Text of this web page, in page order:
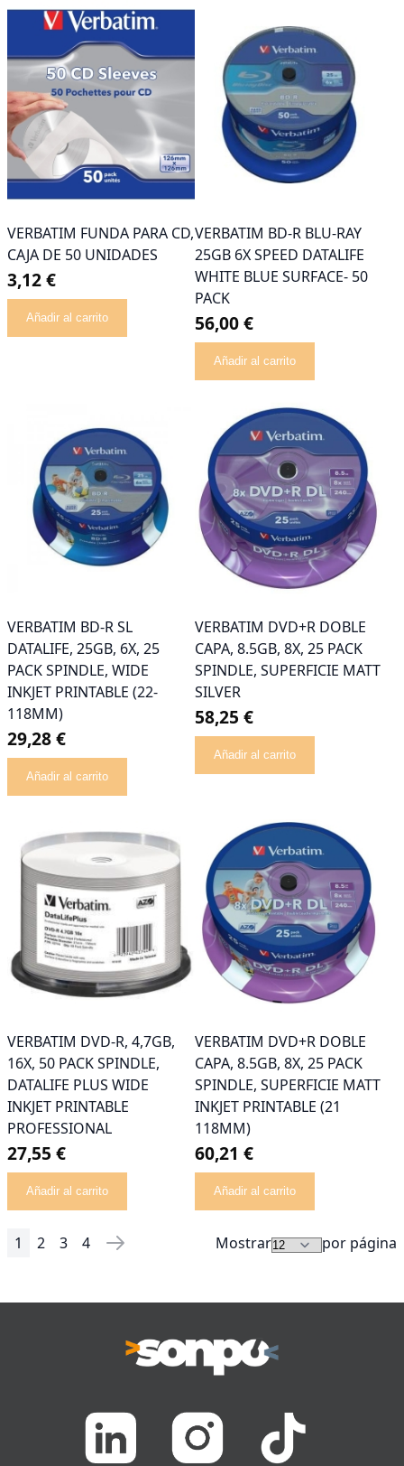
VERBATIM FUNDA PARA CD,
CAJA DE 50 UNIDADES
3,12 €
Añadir al carrito
VERBATIM BD-R BLU-RAY
25GB 6X SPEED DATALIFE
WHITE BLUE SURFACE- 50
PACK
56,00 €
Añadir al carrito
VERBATIM BD-R SL
DATALIFE, 25GB, 6X, 25
PACK SPINDLE, WIDE
INKJET PRINTABLE (22-
118MM)
29,28 €
Añadir al carrito
VERBATIM DVD+R DOBLE
CAPA, 8.5GB, 8X, 25 PACK
SPINDLE, SUPERFICIE MATT
SILVER
58,25 €
Añadir al carrito
VERBATIM DVD-R, 4,7GB,
16X, 50 PACK SPINDLE,
DATALIFE PLUS WIDE
INKJET PRINTABLE
PROFESSIONAL
27,55 €
Añadir al carrito
VERBATIM DVD+R DOBLE
CAPA, 8.5GB, 8X, 25 PACK
SPINDLE, SUPERFICIE MATT
INKJET PRINTABLE (21
118MM)
60,21 €
Añadir al carrito
Página
Actualmente estás leyendo página
1 Página
2 Página
3 Página
4 Página
Siguiente Mostrar por página